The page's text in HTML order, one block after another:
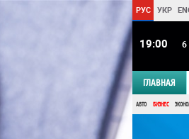
РУС УКР
19 00 6
ГЛАВНАЯ
АВТО БИЗНЕС